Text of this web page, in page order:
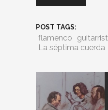
POST TAGS:
flamenco
La séptima cuerda